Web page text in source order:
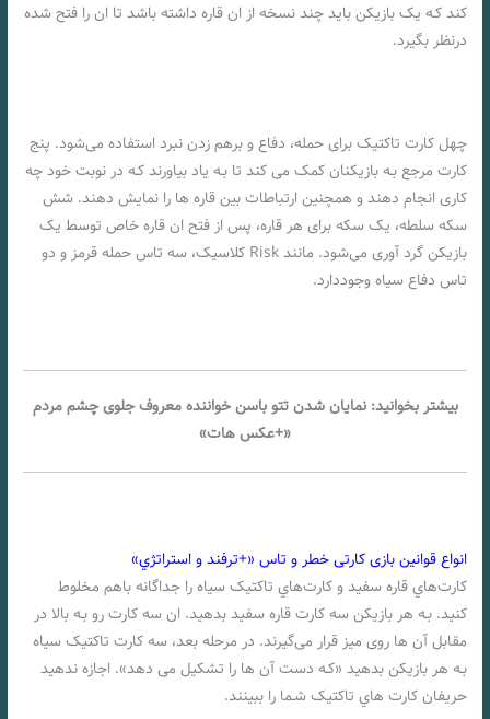
کند کـه یک بازیکن باید چند نسخه از ان قاره داشته باشد تا ان را فتح شده
درنظر بگیرد.
چهل کارت تاکتیک برای حمله، دفاع و برهم زدن نبرد استفاده می‌شود. پنج
کارت مرجع بـه بازیکنان کمک می کند تا بـه یاد بیاورند کـه در نوبت خود چه
کاری انجام دهند و همچنین ارتباطات بین قاره ها را نمایش دهند. شش
سکه سلطه، یک سکه برای هر قاره، پس از فتح ان قاره خاص توسط یک
بازیکن گرد آوری می‌شود. مانند Risk کلاسیک، سه تاس حمله قرمز و دو
تاس دفاع سیاه وجوددارد.
بیشتر بخوانید: نمایان شدن تتو باسن خواننده معروف جلوی چشم مردم
«+عکس هات»
انواع قوانین بازی کارتی خطر و تاس «+ترفند و استراتژي»
کارت‌هاي‌ قاره سفید و کارت‌هاي‌ تاکتیک سیاه را جداگانه باهم مخلوط
کنید. بـه هر بازیکن سه کارت قاره سفید بدهید. ان سه کارت رو بـه بالا در
مقابل آن ها روی میز قرار می‌گیرند. در مرحله بعد، سه کارت تاکتیک سیاه
بـه هر بازیکن بدهید «کـه دست آن ها را تشکیل می دهد». اجازه ندهید
حریفان کارت هاي‌ تاکتیک شـما را ببینند.